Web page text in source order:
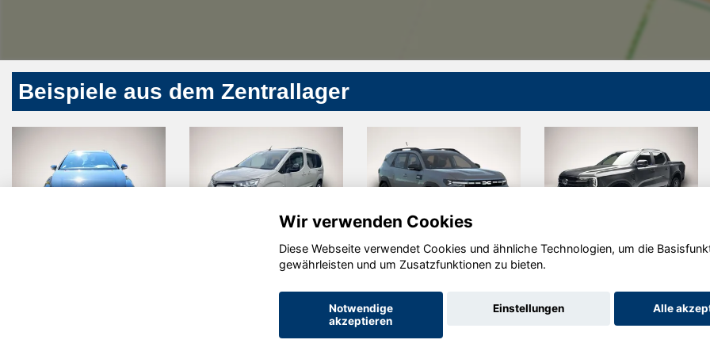
Beispiele aus dem Zentrallager
Dacia Bigster Ford Ranger
Wir verwenden Cookies
Diese Webseite verwendet Cookies und ähnliche Technologien, um die
gewährleisten und um Zusatzfunktionen zu bieten.
Notwendige
akzeptieren
Einstellungen Alle